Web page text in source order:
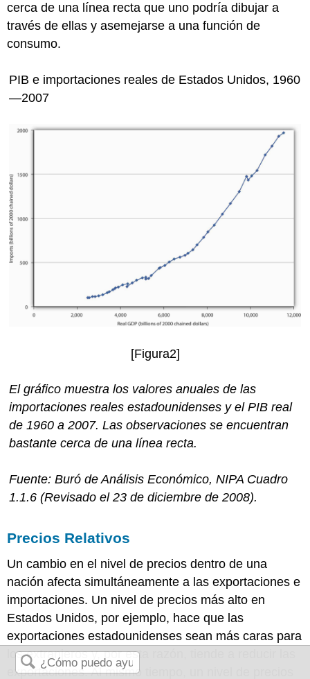
cerca de una línea recta que uno podría dibujar a
través de ellas y asemejarse a una función de
consumo.
PIB e importaciones reales de Estados Unidos, 1960
—2007
[Figura2]
El gráfico muestra los valores anuales de las
importaciones reales estadounidenses y el PIB real
de 1960 a 2007. Las observaciones se encuentran
bastante cerca de una línea recta.
Fuente: Buró de Análisis Económico, NIPA Cuadro
1.1.6 (Revisado el 23 de diciembre de 2008).
Precios Relativos
Un cambio en el nivel de precios dentro de una
nación afecta simultáneamente a las exportaciones e
importaciones. Un nivel de precios más alto en
Estados Unidos, por ejemplo, hace que las
exportaciones estadounidenses sean más caras para
los extranjeros y, por esta razón, tiende a reducir las
exportaciones. Al mismo tiempo, un nivel de precios